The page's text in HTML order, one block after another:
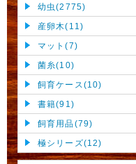
幼虫(2775)
産卵木(11)
マット(7)
菌糸(10)
飼育ケース(10)
書籍(91)
飼育用品(79)
極シリーズ(12)